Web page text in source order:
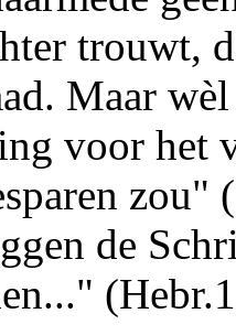
trouwt,
Maar
voor het
de